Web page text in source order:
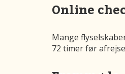
Online
Mange
72 timer før